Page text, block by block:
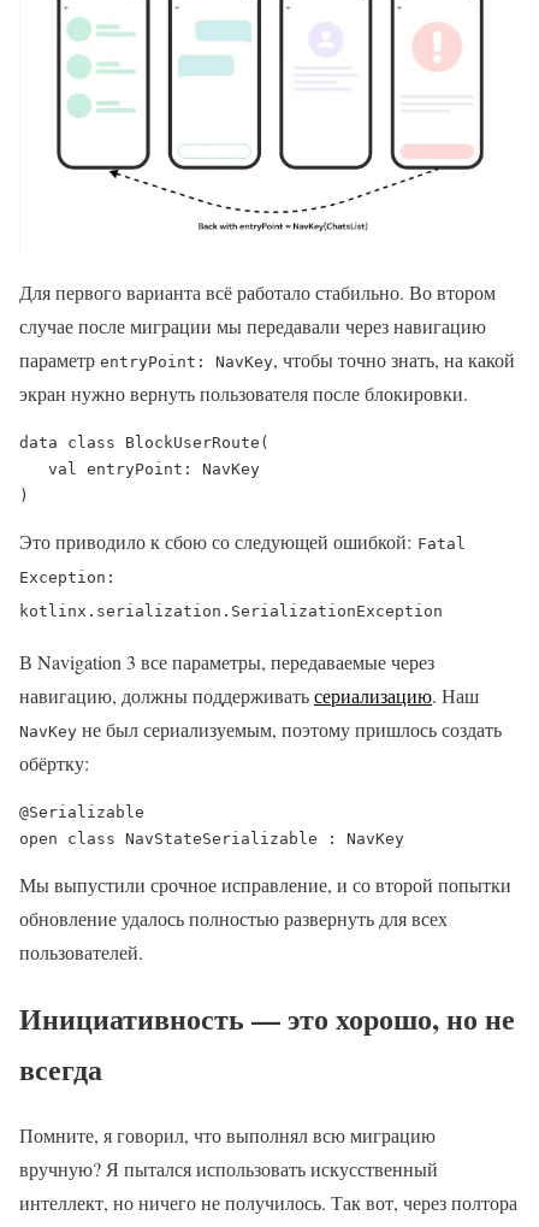
Для первого варианта всё работало стабильно. Во втором
случае после миграции мы передавали через навигацию
параметр entryPoint: NavKey, чтобы точно знать, на какой
экран нужно вернуть пользователя после блокировки.
data class BlockUserRoute(
)
Это приводило к сбою со следующей ошибкой: Fatal
Exception:
kotlinx.serialization.SerializationException
В Navigation 3 все параметры, передаваемые через
навигацию, должны поддерживатьсериализацию. Наш
NavKey не был сериализуемым, поэтому пришлось создать
обёртку:
@Serializable
open class NavStateSerializable : NavKey
Мы выпустили срочное исправление, и со второй попытки
обновление удалось полностью развернуть для всех
пользователей.
Инициативность — это хорошо, но не
всегда
Помните, я говорил, что выполнял всю миграцию
вручную? Я пытался использовать искусственный
интеллект, но ничего не получилось. Так вот, через полтора